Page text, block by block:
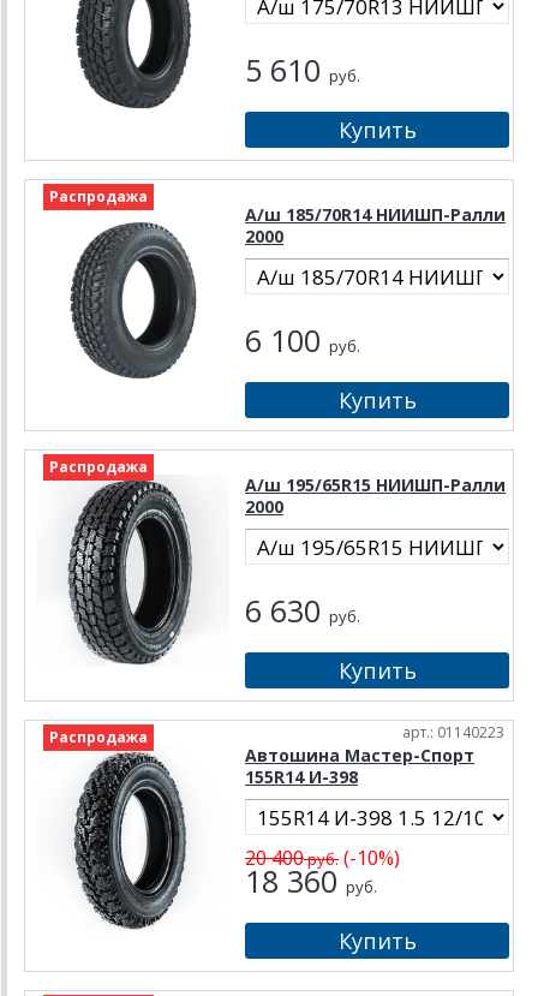
5 610 руб.
Распродажа
А/ш 185/70R14 НИИШП-Ралли
2000
6 100 руб.
Распродажа
А/ш 195/65R15 НИИШП-Ралли
2000
6 630 руб.
Распродажа арт.: 01140223
Автошина Мастер-Спорт
155R14 И-398
20 400руб. (-10%)
18 360 руб.